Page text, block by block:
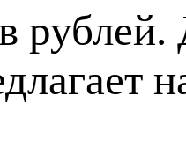
рублей.